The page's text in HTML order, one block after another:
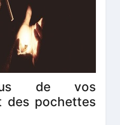
de vos
des pochettes